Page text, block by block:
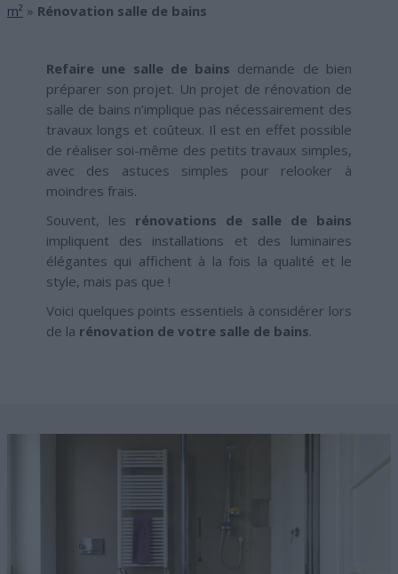
m² » Rénovation salle de bains
Refaire une salle de bains demande de bien
préparer son projet. Un projet de rénovation de
salle de bains n’implique pas nécessairement des
travaux longs et coûteux. Il est en effet possible
de réaliser soi-même des petits travaux simples,
avec des astuces simples pour relooker à
moindres frais.
Souvent, les rénovations de salle de bains
impliquent des installations et des luminaires
élégantes qui affichent à la fois la qualité et le
style, mais pas que !
Voici quelques points essentiels à considérer lors
de la rénovation de votre salle de bains.